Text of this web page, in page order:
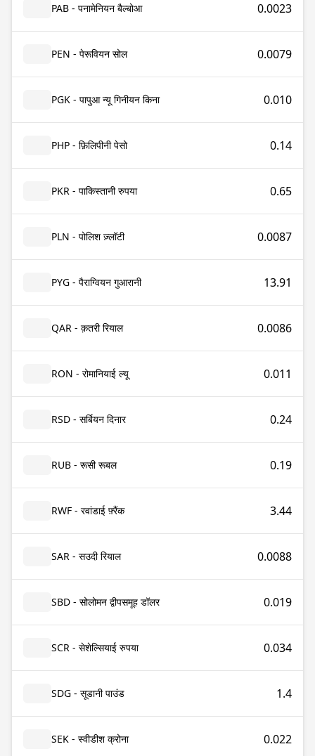
PAB - पनामेनियन बैल्बोआ 0.0023
PEN - पेरूवियन सोल 0.0079
PGK - पापुआ न्यू गिनीयन किना 0.010
PHP - फ़िलिपीनी पेसो 0.14
PKR - पाकिस्तानी रुपया 0.65
PLN - पोलिश ज़्लॉटी 0.0087
PYG - पैराग्वियन गुआरानी 13.91
QAR - क़तरी रियाल 0.0086
RON - रोमानियाई ल्यू 0.011
RSD - सर्बियन दिनार 0.24
RUB - रूसी रूबल 0.19
RWF - रवांडाई फ़्रैंक 3.44
SAR - सउदी रियाल 0.0088
SBD - सोलोमन द्वीपसमूह डॉलर 0.019
SCR - सेशेल्सियाई रुपया 0.034
SDG - सूडानी पाउंड 1.4
SEK - स्वीडीश क्रोना 0.022